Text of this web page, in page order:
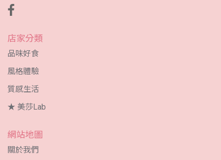
店家分類
品味好食
風格體驗
質感生活
★ 美莎Lab
網站地圖
關於我們